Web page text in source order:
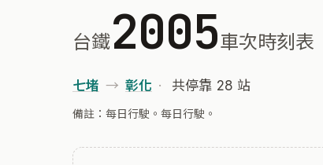
台鐵2005車次時刻表
七堵 → 彰化 · 共停靠 28 站
備註：每日行駛。每日行駛。